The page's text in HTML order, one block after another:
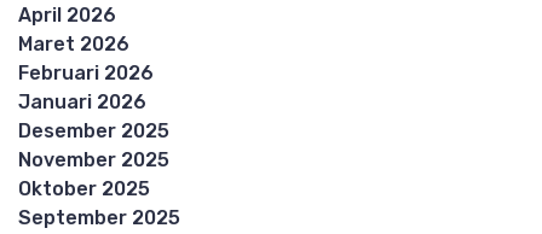
April 2026
Maret 2026
Februari 2026
Januari 2026
Desember 2025
November 2025
Oktober 2025
September 2025